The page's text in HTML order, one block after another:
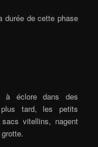
durée de cette phase
à éclore dans des
plus tard, les petits
vitellins, nagent